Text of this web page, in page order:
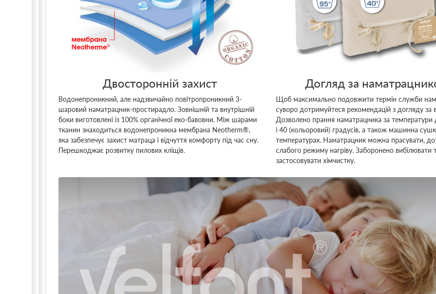
Двосторонній захист
Водонепроникний, але надзвичайно повітропроникний 3-
шаровий наматрацник-простирадло. Зовнішній та внутрішній
боки виготовлені із 100% органічної еко-бавовни. Між шарами
тканин знаходиться водонепроникна мембрана Neotherm®,
яка забезпечує захист матраца і відчуття комфорту під час сну.
Перешкоджає розвитку пилових кліщів.
Догляд за
Щоб максимально подовжити термін служби
суворо дотримуйтеся рекомендацій з догляду за
Дозволено прання наматрацника за температури
і 40 (кольоровий) градусів, а також машинна
температурах. Наматрацник можна прасувати,
слабого режиму нагріву. Заборонено вибілювати
застосовувати хімчистку.